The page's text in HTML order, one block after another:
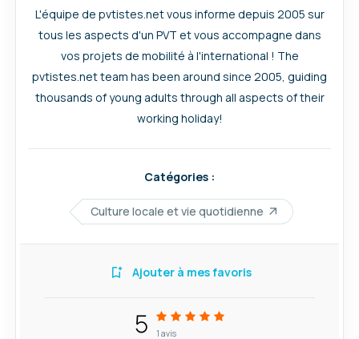
L'équipe de pvtistes.net vous informe depuis 2005 sur
tous les aspects d'un PVT et vous accompagne dans
vos projets de mobilité à l'international ! The
pvtistes.net team has been around since 2005, guiding
thousands of young adults through all aspects of their
working holiday!
Catégories :
Culture locale et vie quotidienne
Ajouter à mes favoris
5 1 avis